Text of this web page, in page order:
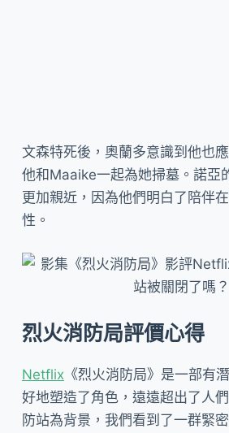
文森特死後，奧蘭多意識到他也
他和Maaike一起為她掃墓。諾亞
更加親近，因為他們明白了陪伴
性。
烈火消防局評價心得
Netflix 《烈火消防局》是一部有
好地塑造了角色，遠遠超出了人
防站為背景，我們看到了一群緊